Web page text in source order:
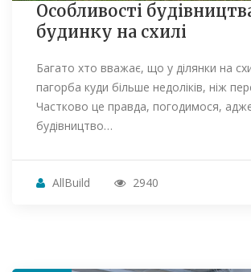
Особливості
будинку на схилі
Багато хто вважає, що у ділянки на
пагорба куди більше недоліків, ніж
Частково це правда, погодимося,
будівництво…
AllBuild 2940